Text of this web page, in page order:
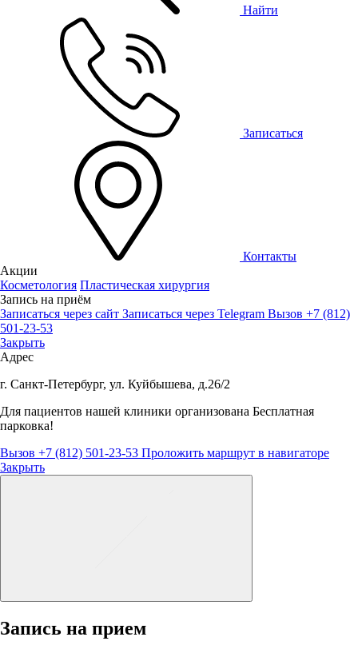
Найти
Записаться
Контакты
Акции
Косметология Пластическая хирургия
Запись на приём
Записаться через сайт Записаться через Telegram Вызов +7 (812)
501-23-53
Закрыть
Адрес
г. Санкт-Петербург, ул. Куйбышева, д.26/2
Для пациентов нашей клиники организована Бесплатная
парковка!
Вызов +7 (812) 501-23-53 Проложить маршрут в навигаторе
Закрыть
Запись на прием